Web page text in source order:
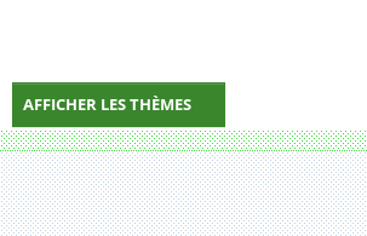
AFFICHER LES THÈMES